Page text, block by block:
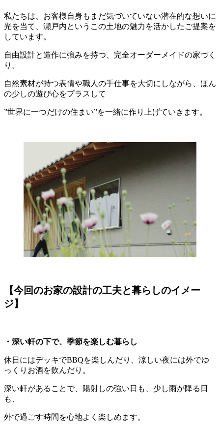
私たちは、お客様自身もまだ気づいていない潜在的な想いに
光を当て、瀬戸内というこの土地の魅力を活かしたご提案を
しています。
自由設計と造作に強みを持つ、完全オーダーメイドの家づく
り。
自然素材が持つ表情や職人の手仕事を大切にしながら、ほん
の少しの遊び心をプラスして
”世界に一つだけの住まい”を一緒に作り上げていきます。
【今回のお家の設計の工夫と暮らしのイメー
ジ】
・深い軒の下で、季節を楽しむ暮らし
休日にはデッキでBBQを楽しんだり、涼しい夜には外でゆ
っくりお酒を飲んだり。
深い軒があることで、陽射しの強い日も、少し雨が降る日
も、
外で過ごす時間を心地よく楽しめます。